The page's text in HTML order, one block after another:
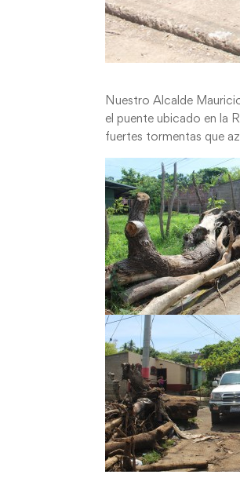
Nuestro Alcalde
el puente ubicado en la
fuertes tormentas que